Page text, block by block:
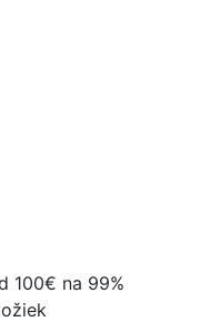
100€ na 99%